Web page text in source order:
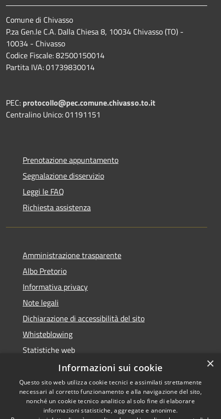
Comune di Chivasso
P.za Gen.le C.A. Dalla Chiesa 8, 10034 Chivasso (TO) -
10034 - Chivasso
Codice Fiscale: 82500150014
Partita IVA: 01739830014
PEC: protocollo@pec.comune.chivasso.to.it
Centralino Unico: 01191151
Prenotazione appuntamento
Segnalazione disservizio
Leggi le FAQ
Richiesta assistenza
Amministrazione trasparente
Albo Pretorio
Informativa privacy
Note legali
Dichiarazione di accessibilità del sito
Whisteblowing
Statistiche web
Segnalazioni di non conformità
RSS Copyright © 2026 • Town of •
×
Informazioni sui cookie
Questo sito web utilizza cookie tecnici e assimilati strettamente
necessari al corretto funzionamento e alla navigazione del sito,
nonché un cookie tecnico analitico al solo fine di elaborare
informazioni statistiche, aggregate e anonime.